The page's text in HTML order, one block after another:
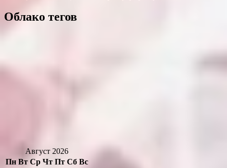
Облако тегов
Август 2026
Пн Вт Ср Чт Пт Сб Вс